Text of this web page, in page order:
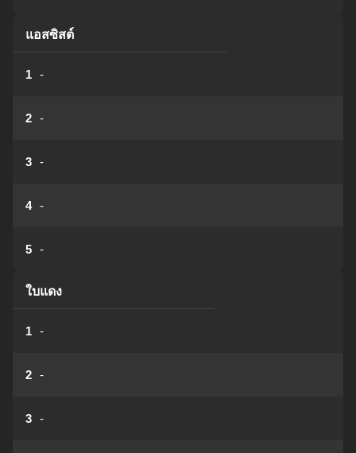
แอสซิสต์
1 -
2 -
3 -
4 -
5 -
ใบแดง
1 -
2 -
3 -